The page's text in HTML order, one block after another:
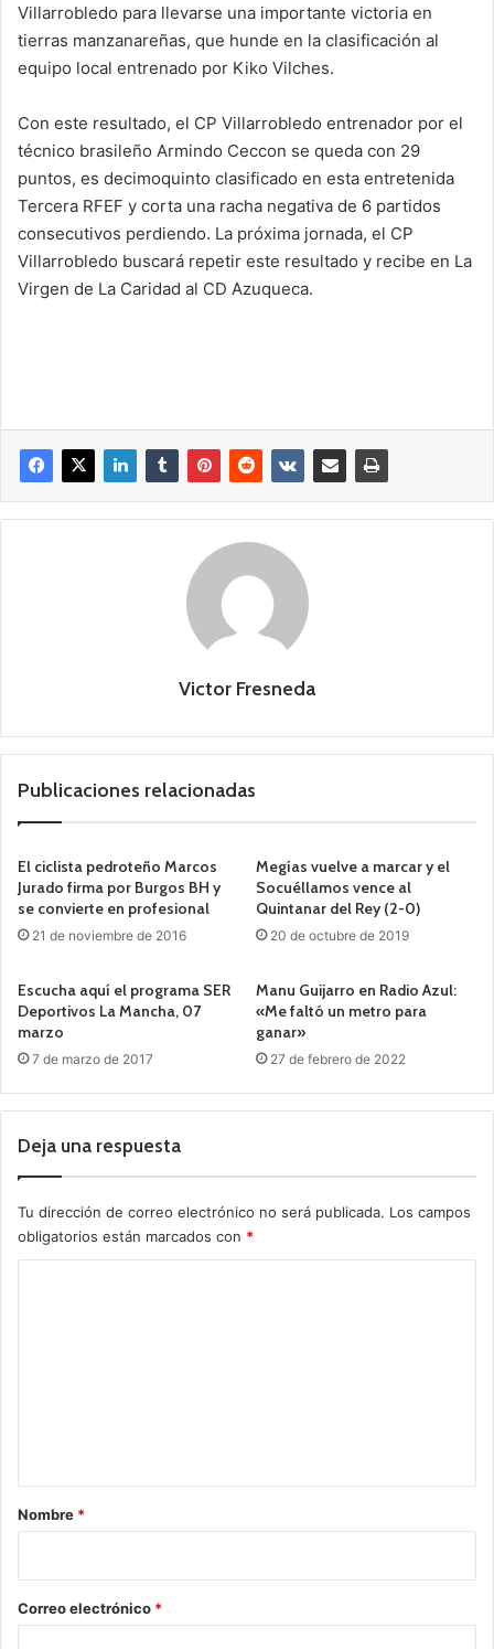
Villarrobledo para llevarse una importante victoria en
tierras manzanareñas, que hunde en la clasificación al
equipo local entrenado por Kiko Vilches.
Con este resultado, el CP Villarrobledo entrenador por el
técnico brasileño Armindo Ceccon se queda con 29
puntos, es decimoquinto clasificado en esta entretenida
Tercera RFEF y corta una racha negativa de 6 partidos
consecutivos perdiendo. La próxima jornada, el CP
Villarrobledo buscará repetir este resultado y recibe en La
Virgen de La Caridad al CD Azuqueca.
Victor Fresneda
Publicaciones relacionadas
El ciclista pedroteño Marcos
Jurado firma por Burgos BH y
se convierte en profesional
21 de noviembre de 2016
Megías vuelve a marcar y el
Socuéllamos vence al
Quintanar del Rey (2-0)
20 de octubre de 2019
Escucha aquí el programa SER
Deportivos La Mancha, 07
marzo
7 de marzo de 2017
Manu Guijarro en Radio Azul:
«Me faltó un metro para
ganar»
27 de febrero de 2022
Deja una respuesta
Tu dirección de correo electrónico no será publicada. Los campos
obligatorios están marcados con *
r
*
Nombre *
Correo electrónico *